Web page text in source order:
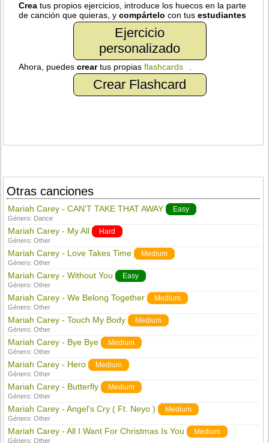
Crea tus propios ejercicios, introduce los huecos en la parte
de canción que quieras, ycompártelo con tusestudiantes
Ejercicio
personalizado
Ahora, puedescreartus propiasflashcards
Crear Flashcard
Otras canciones
Mariah Carey - CAN'T TAKE THAT AWAY Easy
Género: Dance
Mariah Carey - My All Hard
Género:Other
Mariah Carey - Love Takes Time Medium
Género:Other
Mariah Carey - Without You Easy
Género:Other
Mariah Carey - We Belong Together Medium
Género:Other
Mariah Carey - Touch My Body Medium
Género:Other
Mariah Carey - Bye Bye Medium
Género:Other
Mariah Carey - Hero Medium
Género:Other
Mariah Carey - Butterfly Medium
Género:Other
Mariah Carey - Angel's Cry ( Ft. Neyo ) Medium
Género:Other
Mariah Carey - All I Want For Christmas Is You Medium
Género:Other